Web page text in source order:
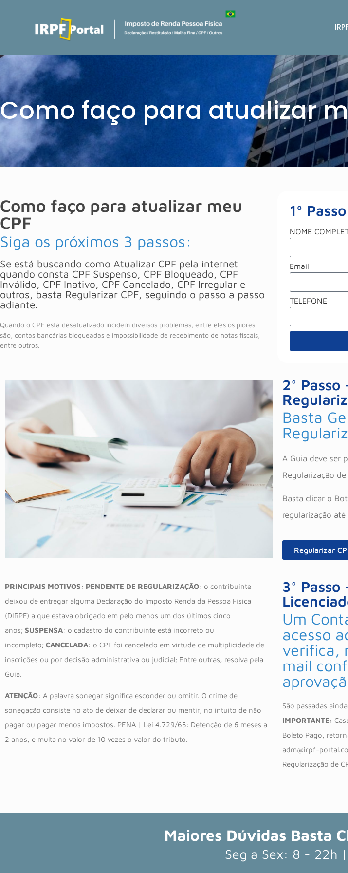
Como faço para atualizar
Como faço para atualizar meu
CPF
Siga os próximos 3 passos:
Se está buscando como Atualizar CPF pela internet
quando consta CPF Suspenso, CPF Bloqueado, CPF
Inválido, CPF Inativo, CPF Cancelado, CPF Irregular e
outros, basta Regularizar CPF, seguindo o passo a passo
adiante.
Quando o CPF está desatualizado incidem diversos problemas, entre eles os piores
são, contas bancárias bloqueadas e impossibilidade de recebimento de notas fiscais,
entre outros.
1º
NOME
Email
TELEFONE
2°
Basta
A Guia deve ser
Regularização de
Basta clicar o
regularização
Regularizar
PRINCIPAIS MOTIVOS: PENDENTE DE REGULARIZAÇÃO: o contribuinte
deixou de entregar alguma Declaração do Imposto Renda da Pessoa Física
(DIRPF) a que estava obrigado em pelo menos um dos últimos cinco
anos; SUSPENSA: o cadastro do contribuinte está incorreto ou
incompleto; CANCELADA: o CPF foi cancelado em virtude de multiplicidade de
inscrições ou por decisão administrativa ou judicial; Entre outras, resolva pela
Guia.
ATENÇÃO: A palavra sonegar significa esconder ou omitir. O crime de
sonegação consiste no ato de deixar de declarar ou mentir, no intuito de não
pagar ou pagar menos impostos. PENA | Lei 4.729/65: Detenção de 6 meses a
2 anos, e multa no valor de 10 vezes o valor do tributo.
3°
Um
acesso
verifica,
mail
São passadas
IMPORTANTE:
Boleto Pago,
adm@irpf-
Regularização de
Maiores Dúvidas Basta
Seg a Sex: 8 - 22h